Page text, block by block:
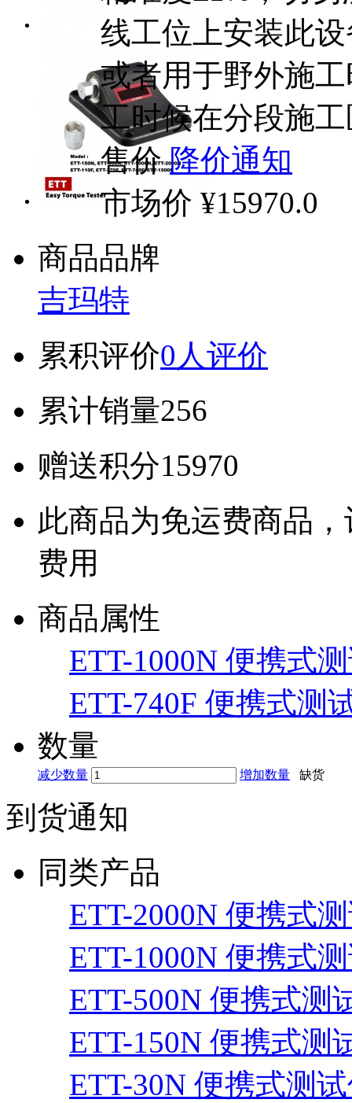
线工位上安装此
或者用于野外施
工时候在分段施
售价 降价通知
市场价 ¥15970.0
商品品牌
吉玛特
累积评价0人评价
累计销量256
赠送积分15970
此商品为免运费商品
费用
商品属性
ETT-1000N 便携式
ETT-740F 便携式测
数量
减少数量 增加数量 缺货
到货通知
同类产品
ETT-2000N 便携式
ETT-1000N 便携式
ETT-500N 便携式测
ETT-150N 便携式测
ETT-30N 便携式测